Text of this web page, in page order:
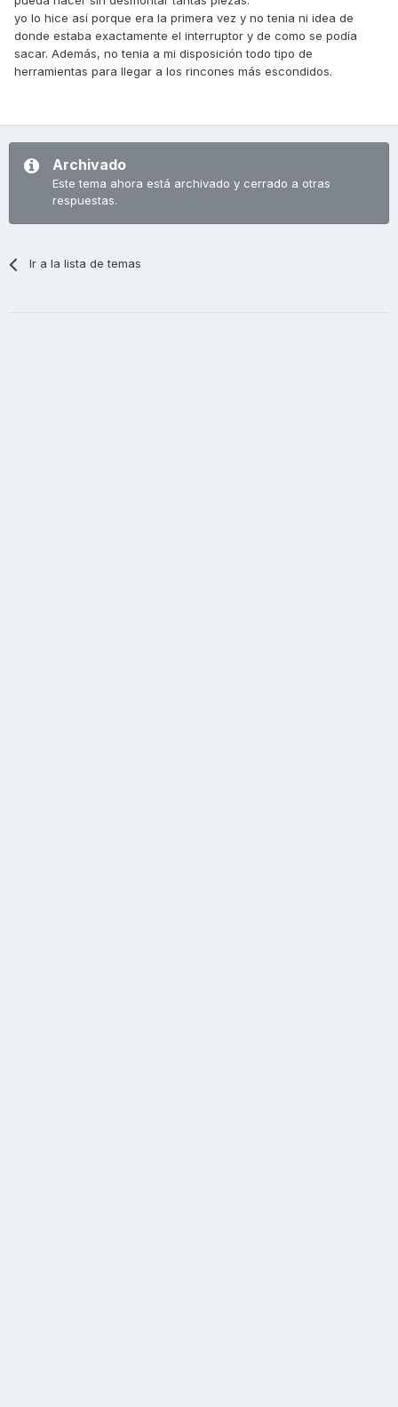
yo lo hice así porque era la primera vez y no tenia ni idea de
donde estaba exactamente el interruptor y de como se podía
sacar. Además, no tenia a mi disposición todo tipo de
herramientas para llegar a los rincones más escondidos.
Archivado
Este tema ahora está archivado y cerrado a otras
respuestas.
Ir a la lista de temas